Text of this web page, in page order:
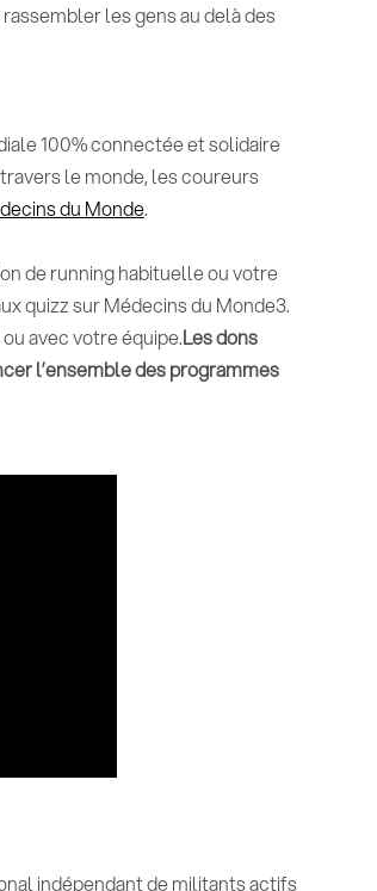
les gens au delà des
100% connectée et solidaire
travers le monde, les coureurs
du Monde.
de running habituelle ou votre
quizz sur Médecins du Monde3.
avec votre équipe.Les dons
l’ensemble des programmes
indépendant de militants actifs